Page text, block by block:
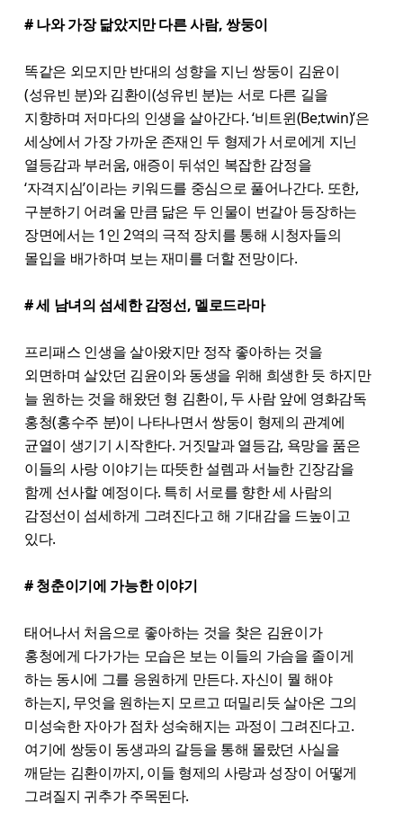
# 나와 가장 닮았지만 다른 사람, 쌍둥이
똑같은 외모지만 반대의 성향을 지닌 쌍둥이 김윤이
(성유빈 분)와 김환이(성유빈 분)는 서로 다른 길을
지향하며 저마다의 인생을 살아간다. ‘비트윈(Be;twin)’은
세상에서 가장 가까운 존재인 두 형제가 서로에게 지닌
열등감과 부러움, 애증이 뒤섞인 복잡한 감정을
‘자격지심’이라는 키워드를 중심으로 풀어나간다. 또한,
구분하기 어려울 만큼 닮은 두 인물이 번갈아 등장하는
장면에서는 1인 2역의 극적 장치를 통해 시청자들의
몰입을 배가하며 보는 재미를 더할 전망이다.
# 세 남녀의 섬세한 감정선, 멜로드라마
프리패스 인생을 살아왔지만 정작 좋아하는 것을
외면하며 살았던 김윤이와 동생을 위해 희생한 듯 하지만
늘 원하는 것을 해왔던 형 김환이, 두 사람 앞에 영화감독
홍청(홍수주 분)이 나타나면서 쌍둥이 형제의 관계에
균열이 생기기 시작한다. 거짓말과 열등감, 욕망을 품은
이들의 사랑 이야기는 따뜻한 설렘과 서늘한 긴장감을
함께 선사할 예정이다. 특히 서로를 향한 세 사람의
감정선이 섬세하게 그려진다고 해 기대감을 드높이고
있다.
# 청춘이기에 가능한 이야기
태어나서 처음으로 좋아하는 것을 찾은 김윤이가
홍청에게 다가가는 모습은 보는 이들의 가슴을 졸이게
하는 동시에 그를 응원하게 만든다. 자신이 뭘 해야
하는지, 무엇을 원하는지 모르고 떠밀리듯 살아온 그의
미성숙한 자아가 점차 성숙해지는 과정이 그려진다고.
여기에 쌍둥이 동생과의 갈등을 통해 몰랐던 사실을
깨닫는 김환이까지, 이들 형제의 사랑과 성장이 어떻게
그려질지 귀추가 주목된다.